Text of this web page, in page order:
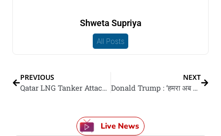
Shweta Supriya
All Posts
PREVIOUS
Qatar LNG Tanker Attacked : LNG लदल कतर के जहाज पs होर्मुज में हमला, केहू के घायल होखे के खबर नइखे, भारत के आधिकारिक बयान के इंतजार
NEXT
Donald Trump : ‘हमरा अब ओह लोग से कवनो डील नइखे करे के’, ट्रंप कहलें- ईरान के साथ सीजफायर समझौता खतम
Live News